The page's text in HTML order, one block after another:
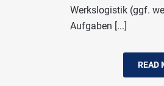
Werkslogistik (ggf.
Aufgaben [...]
READ